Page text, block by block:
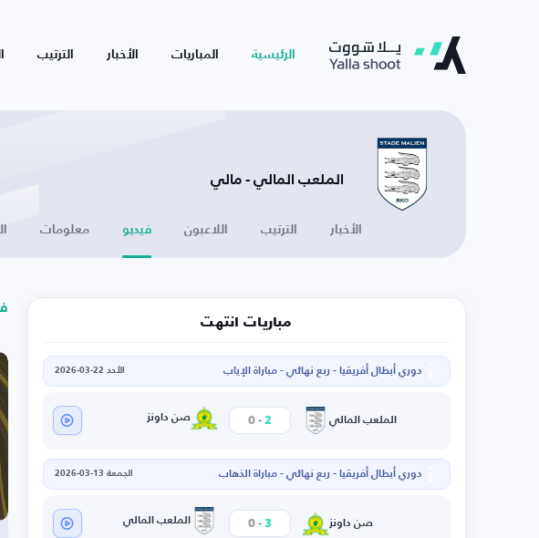
الرئيسية المباريات الأخبار الترتيب
الملعب المالي - مالي
الأخبار الترتيب اللاعبون فيديو معلومات
مباريات انتهت
دوري أبطال أفريقيا - ربع نهائي - مباراة الإياب الأحد 22-03-2026
الملعب المالي 2
-
0 صن داونز
دوري أبطال أفريقيا - ربع نهائي - مباراة الذهاب الجمعة 13-03-2026
صن داونز 3
-
0 الملعب المالي